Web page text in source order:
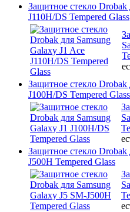
Защитное стекло Drobak
J110H/DS Tempered Glass
Защитное стекло Drobak
J100H/DS Tempered Glass
Защитное стекло Drobak
J500H Tempered Glass